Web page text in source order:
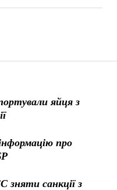
яйця з
про
зняти санкції з